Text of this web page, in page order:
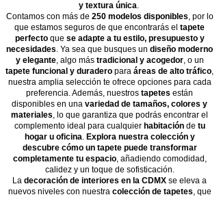
y textura única.
Contamos con más de 250 modelos disponibles, por lo
que estamos seguros de que encontrarás el tapete
perfectoque se adapte a tu estilo, presupuesto y
necesidades. Ya sea que busques un diseño moderno
y elegante, algo más tradicional y acogedor, o un
tapete funcional y duradero para áreas de alto tráfico,
nuestra amplia selección te ofrece opciones para cada
preferencia. Además, nuestros tapetes están
disponibles en una variedad de tamaños, colores y
materiales, lo que garantiza que podrás encontrar el
complemento ideal para cualquier habitación de tu
hogar u oficina.Explora nuestra colección y
descubre cómo un tapete puede transformar
completamente tu espacio, añadiendo comodidad,
calidez y un toque de sofisticación.
La decoración de interiores en la CDMX se eleva a
nuevos niveles con nuestra colección de tapetes, que